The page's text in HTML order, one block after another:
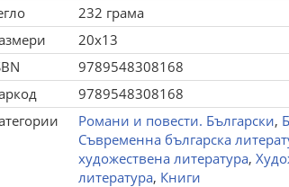
232 грама
20x13
9789548308168
9789548308168
Романи и повести. Български,
Съвременна българска
художествена литература,
литература, Книги